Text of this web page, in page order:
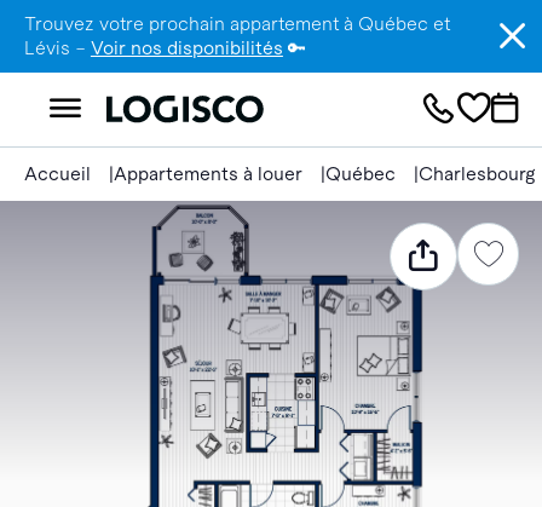
Trouvez votre prochain appartement à Québec et
Lévis – Voir nos disponibilités 🔑
Accueil Appartements à louer Québec Charlesbourg